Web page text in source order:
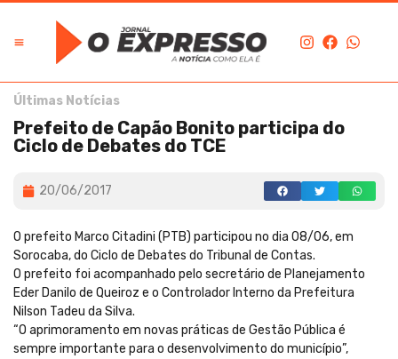
Últimas Notícias
Prefeito de Capão Bonito participa do
Ciclo de Debates do TCE
20/06/2017
O prefeito Marco Citadini (PTB) participou no dia 08/06, em
Sorocaba, do Ciclo de Debates do Tribunal de Contas.
O prefeito foi acompanhado pelo secretário de Planejamento
Eder Danilo de Queiroz e o Controlador Interno da Prefeitura
Nilson Tadeu da Silva.
“O aprimoramento em novas práticas de Gestão Pública é
sempre importante para o desenvolvimento do município”,